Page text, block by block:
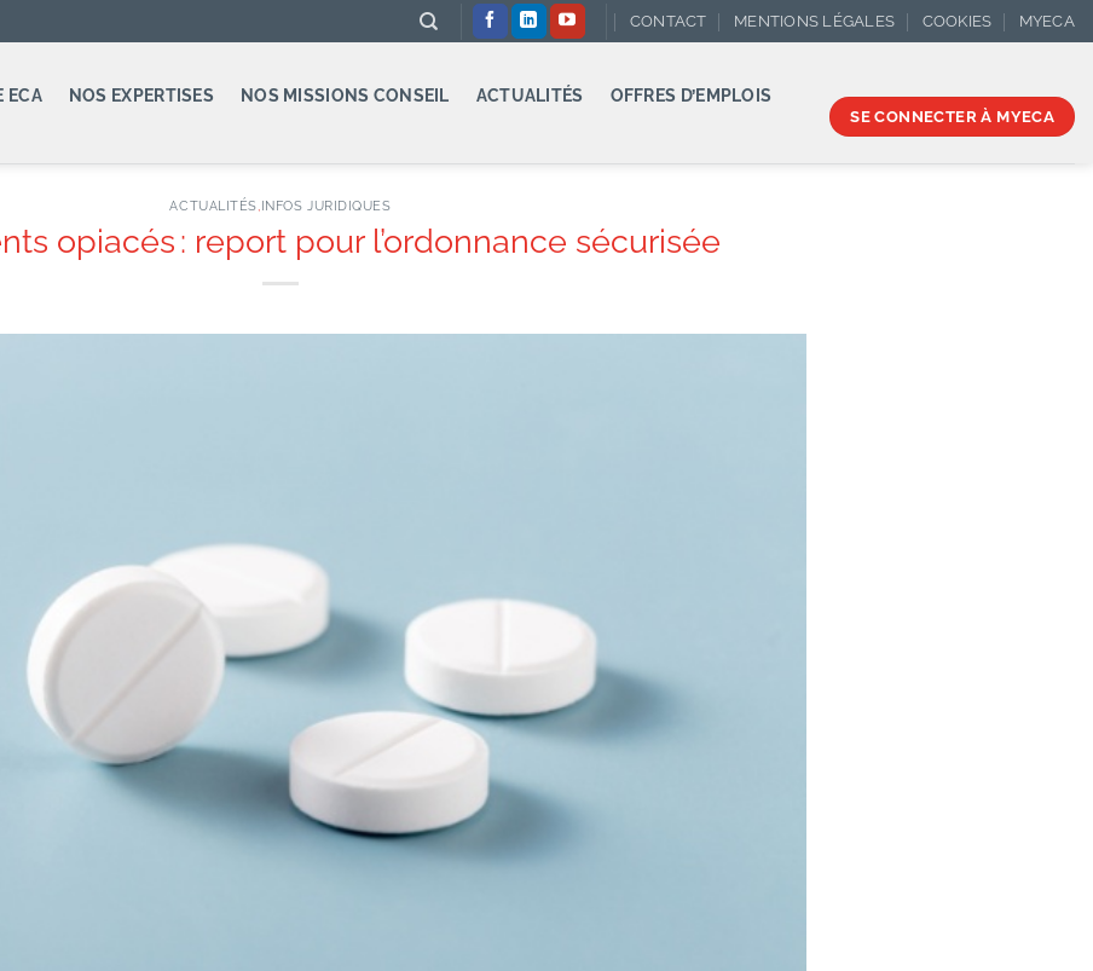
CONTACT MENTIONS LÉGALES COOKIES MYECA
ECA NOS EXPERTISES NOS MISSIONS CONSEIL ACTUALITÉS OFFRES D’EMPLOIS
SE CONNECTER À MYECA
ACTUALITÉS,INFOS JURIDIQUES
opiacés : report pour l’ordonnance sécurisée